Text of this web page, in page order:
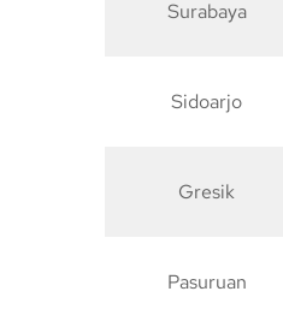
Surabaya
Sidoarjo
Gresik
Pasuruan